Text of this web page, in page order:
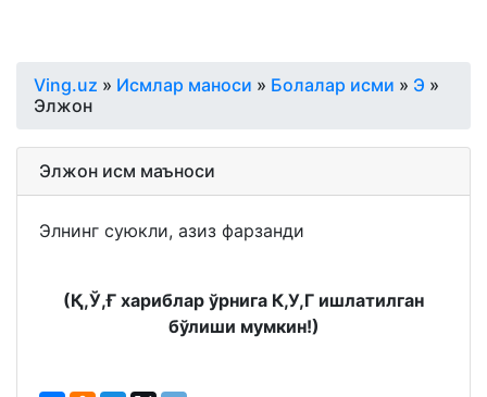
Ving.uz » Исмлар маноси » Болалар исми » Э »
Элжон
Элжон исм маъноси
Элнинг суюкли, азиз фарзанди
(Қ,Ў,Ғ хариблар ўрнига К,У,Г ишлатилган
бўлиши мумкин!)